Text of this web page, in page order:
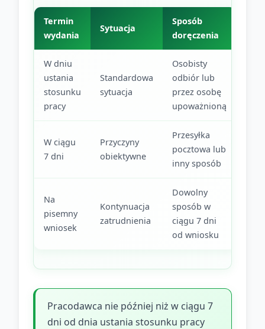
Termin
wydania
Sytuacja
Sposób
doręczenia
W dniu
ustania
stosunku
pracy
Standardowa
sytuacja
Osobisty
odbiór lub
przez osobę
upoważnioną
W ciągu
7 dni
Przyczyny
obiektywne
Przesyłka
pocztowa lub
inny sposób
Na
pisemny
wniosek
Kontynuacja
zatrudnienia
Dowolny
sposób w
ciągu 7 dni
od wniosku
Pracodawca nie później niż w ciągu 7
dni od dnia ustania stosunku pracy